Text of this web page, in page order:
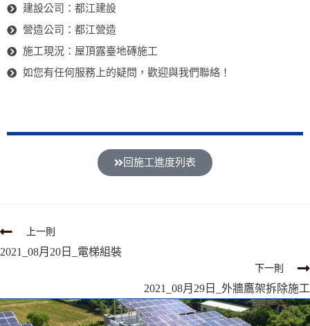
建設公司：都江建設
營造公司：都江營造
施工現況：屋頂露臺地磚施工
如您有任何服務上的疑問，歡迎與我們聯絡！
回施工進度列表
上一則
2021_08月20日_電梯組裝
下一則
2021_08月29日_外牆鷹架拆除施工